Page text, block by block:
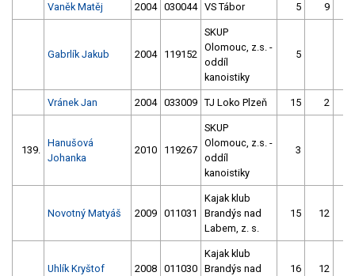
Vaněk Matěj 2004 030044 VS Tábor 5 9
Gabrlík Jakub 2004 119152
SKUP
Olomouc, z.s. -
oddíl
kanoistiky
5
Vránek Jan 2004 033009 TJ Loko Plzeň 15 2
139.
Hanušová
Johanka
2010 119267
SKUP
Olomouc, z.s. -
oddíl
kanoistiky
3
Novotný Matyáš 2009 011031
Kajak klub
Brandýs nad
Labem, z. s.
15 12
Uhlík Kryštof 2008 011030
Kajak klub
Brandýs nad
16 12